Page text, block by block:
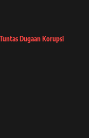
Dugaan Korupsi